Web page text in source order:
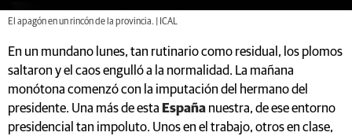
El apagón en un rincón de la provincia. | ICAL
En un mundano lunes, tan rutinario como residual, los plomos
saltaron y el caos engulló a la normalidad. La mañana
monótona comenzó con la imputación del hermano del
presidente. Una más de esta España nuestra, de ese entorno
presidencial tan impoluto. Unos en el trabajo, otros en clase,